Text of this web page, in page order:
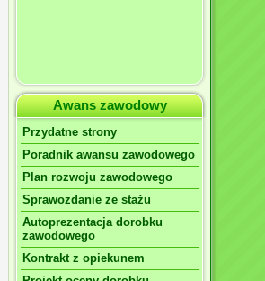
Awans zawodowy
Przydatne strony
Poradnik awansu zawodowego
Plan rozwoju zawodowego
Sprawozdanie ze stażu
Autoprezentacja dorobku
zawodowego
Kontrakt z opiekunem